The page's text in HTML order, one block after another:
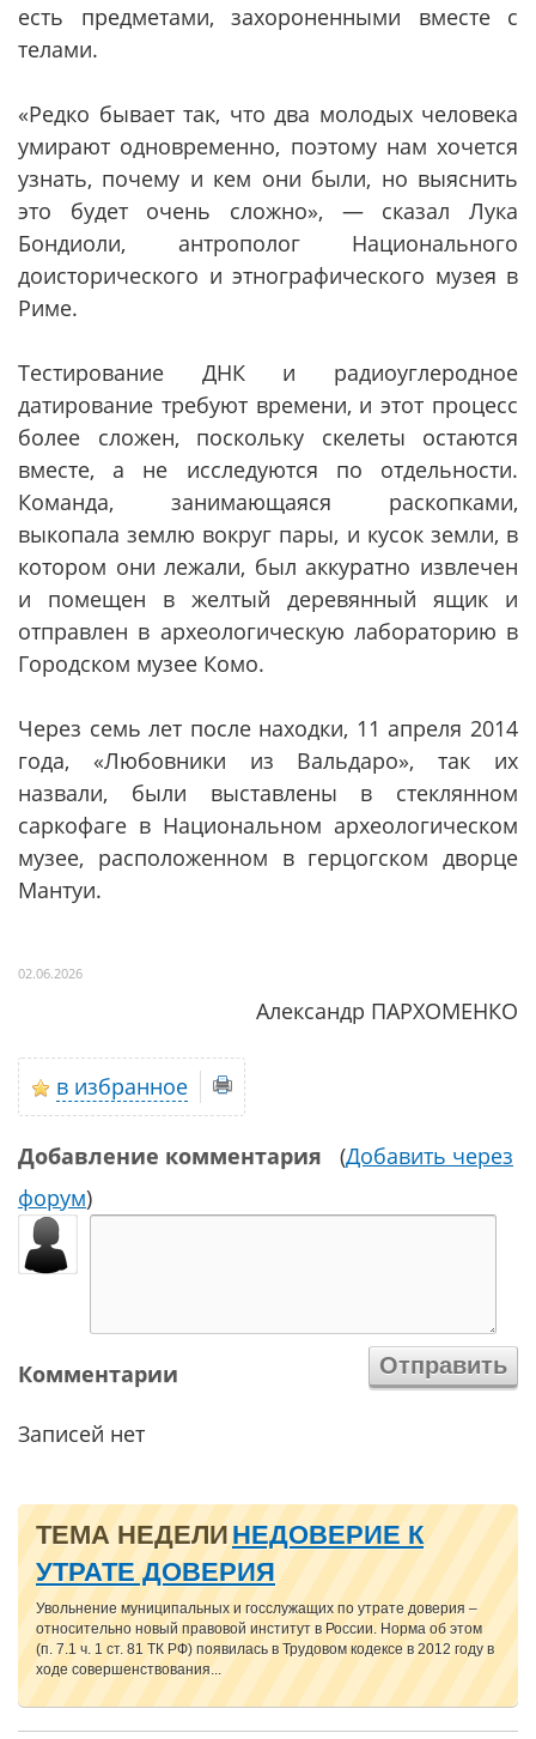
есть предметами, захороненными вместе с
телами.
«Редко бывает так, что два молодых человека
умирают одновременно, поэтому нам хочется
узнать, почему и кем они были, но выяснить
это будет очень сложно», — сказал Лука
Бондиоли, антрополог Национального
доисторического и этнографического музея в
Риме.
Тестирование ДНК и радиоуглеродное
датирование требуют времени, и этот процесс
более сложен, поскольку скелеты остаются
вместе, а не исследуются по отдельности.
Команда, занимающаяся раскопками,
выкопала землю вокруг пары, и кусок земли, в
котором они лежали, был аккуратно извлечен
и помещен в желтый деревянный ящик и
отправлен в археологическую лабораторию в
Городском музее Комо.
Через семь лет после находки, 11 апреля 2014
года, «Любовники из Вальдаро», так их
назвали, были выставлены в стеклянном
саркофаге в Национальном археологическом
музее, расположенном в герцогском дворце
Мантуи.
02.06.2026
Александр ПАРХОМЕНКО
в избранное
Добавление комментария (Добавить через
форум)
Комментарии
Записей нет
ТЕМА НЕДЕЛИ НЕДОВЕРИЕ К
УТРАТЕ ДОВЕРИЯ
Увольнение муниципальных и госслужащих по утрате доверия –
относительно новый правовой институт в России. Норма об этом
(п. 7.1 ч. 1 ст. 81 ТК РФ) появилась в Трудовом кодексе в 2012 году в
ходе совершенствования...